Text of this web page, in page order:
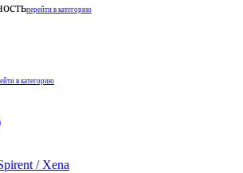
перейти в категорию
в категорию
/ Xena